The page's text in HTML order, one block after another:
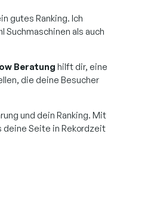
gutes Ranking. Ich
Suchmaschinen als auch
Beratung hilft dir, eine
die deine Besucher
und dein Ranking. Mit
deine Seite in Rekordzeit